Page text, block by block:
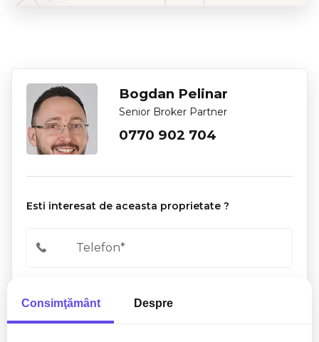
Bogdan Pelinar
Senior Broker Partner
0770 902 704
Esti interesat de aceasta proprietate ?
Consimţământ Despre